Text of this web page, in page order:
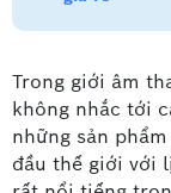
Trong giới âm
không nhắc tới
những sản
đầu thế giới với